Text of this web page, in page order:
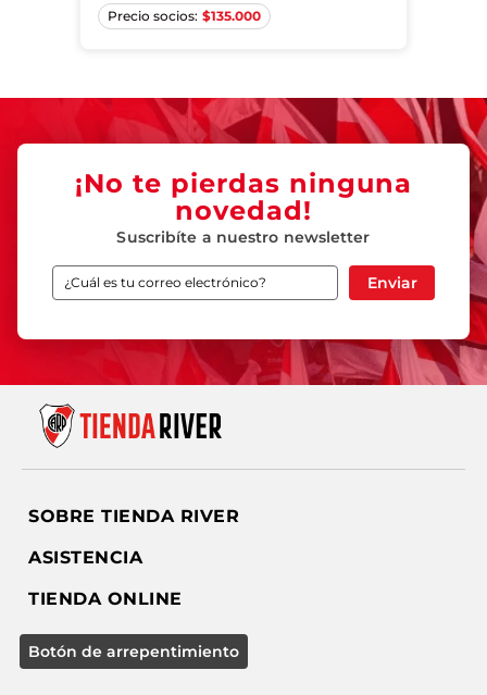
$135.000
¡No te pierdas ninguna
novedad!
Suscribíte a nuestro newsletter
Enviar
SOBRE TIENDA RIVER
ASISTENCIA
TIENDA ONLINE